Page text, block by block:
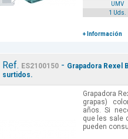
UMV
1 Uds.
+ Información
Ref. ES2100150- Grapadora Rexel
surtidos.
Grapadora
grapas)
años. Si
que les sale
pueden